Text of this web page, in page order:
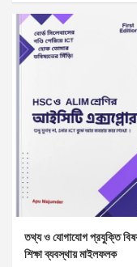
তথ্য ও যোগাযোগ প্রযুক্তি
শিক্ষা ব্যবস্থায় মাইলফলক